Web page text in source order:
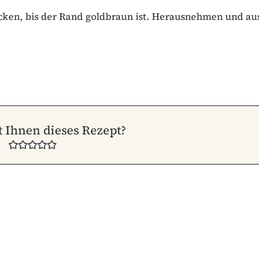
bis der Rand goldbraun ist. Herausnehmen und
dieses Rezept?